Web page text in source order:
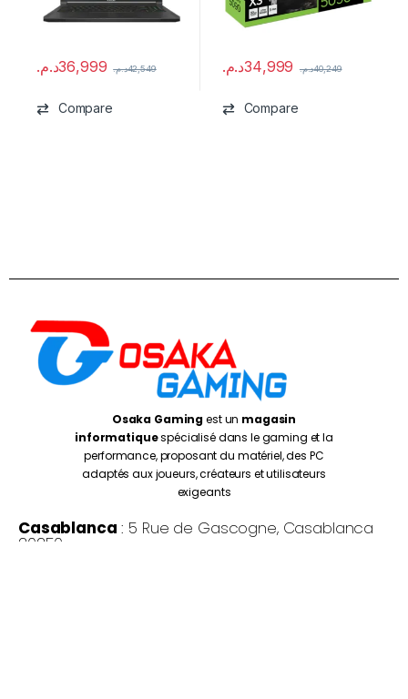
36,999د.م. 42,549د.م.
Compare
34,999د.م. 40,249د.م.
Compare
Osaka Gamingest un magasin
informatiquespécialisé dans le gaming et la
performance, proposant du matériel, des PC
adaptés aux joueurs, créateurs et utilisateurs
exigeants
Casablanca : 5 Rue de Gascogne, Casablanca
20250